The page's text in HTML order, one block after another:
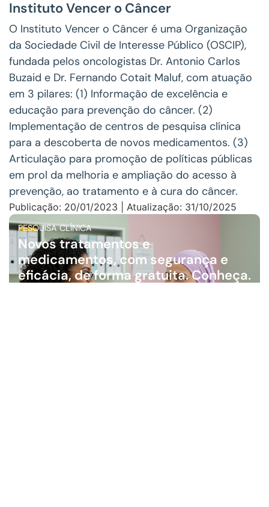
Instituto Vencer o Câncer
O Instituto Vencer o Câncer é uma Organização
da Sociedade Civil de Interesse Público (OSCIP),
fundada pelos oncologistas Dr. Antonio Carlos
Buzaid e Dr. Fernando Cotait Maluf, com atuação
em 3 pilares: (1) Informação de excelência e
educação para prevenção do câncer. (2)
Implementação de centros de pesquisa clínica
para a descoberta de novos medicamentos. (3)
Articulação para promoção de políticas públicas
em prol da melhoria e ampliação do acesso à
prevenção, ao tratamento e à cura do câncer.
Publicação: 20/01/2023 | Atualização: 31/10/2025
PESQUISA CLÍNICA
Novos tratamentos e
medicamentos, com segurança e
eficácia, de forma gratuita. Conheça.